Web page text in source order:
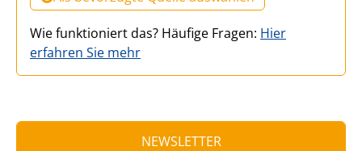
Wie funktioniert das? Häufige Fragen: Hier
erfahren Sie mehr
NEWSLETTER